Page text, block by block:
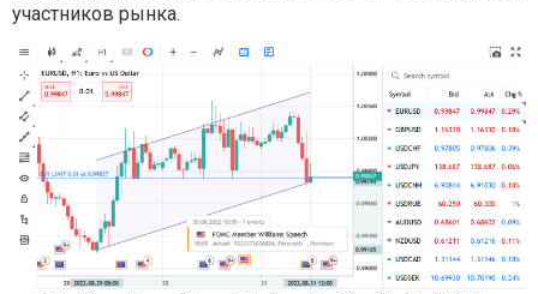
участников рынка.